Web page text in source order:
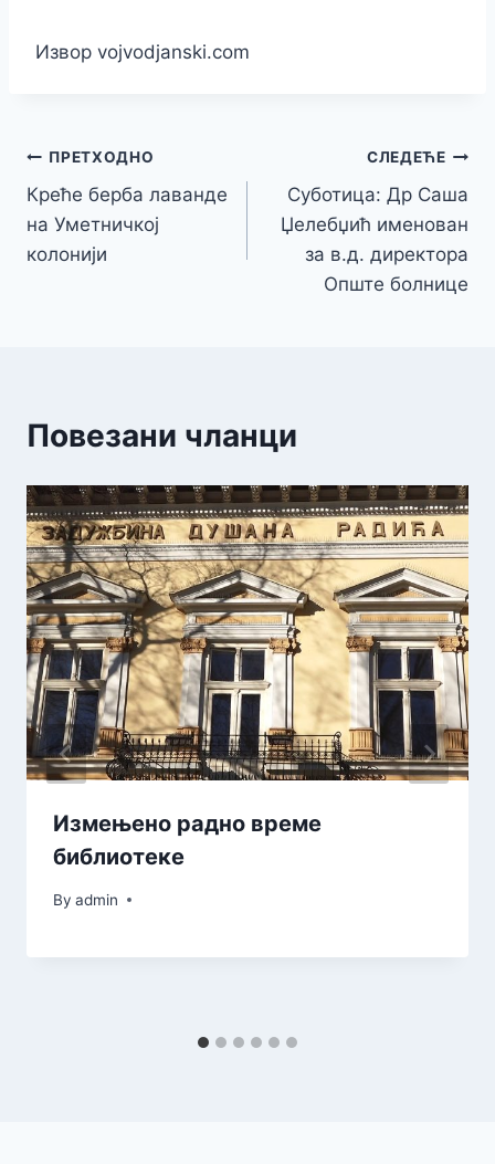
Извор vojvodjanski.com
Кретање
чланка
ПРЕТХОДНО
Креће берба лаванде
на Уметничкој
колонији
СЛЕДЕЋЕ
Суботица: Др Саша
Џелебџић именован
за в.д. директора
Опште болнице
Повезани чланци
Измењено радно време
библиотеке
By admin